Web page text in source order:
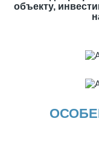
объекту,